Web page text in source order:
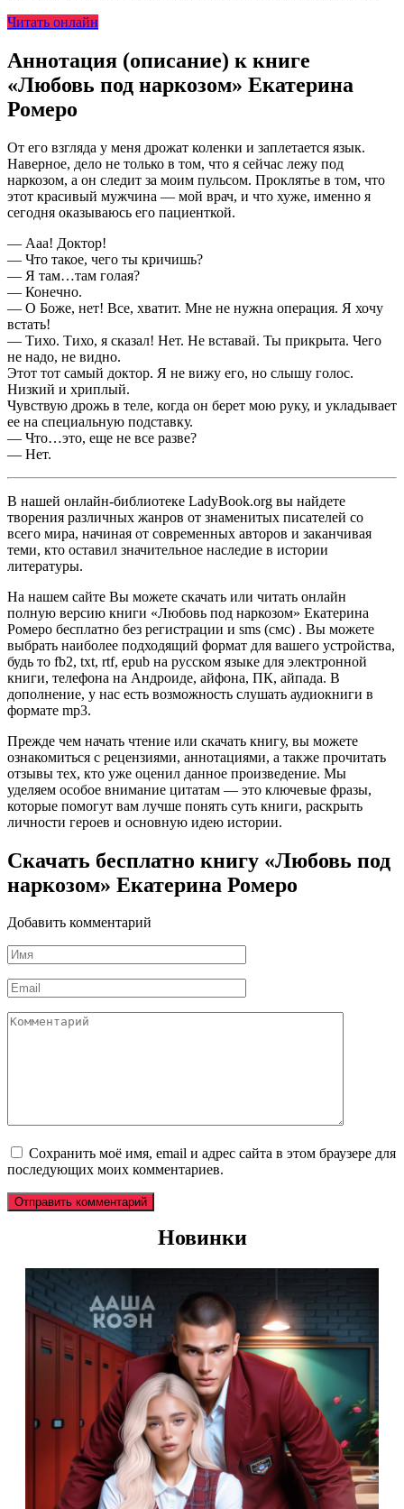
Читать онлайн
Аннотация (описание) к книге
«Любовь под наркозом» Екатерина
Ромеро
От его взгляда у меня дрожат коленки и заплетается язык.
Наверное, дело не только в том, что я сейчас лежу под
наркозом, а он следит за моим пульсом. Проклятье в том, что
этот красивый мужчина — мой врач, и что хуже, именно я
сегодня оказываюсь его пациенткой.
— Ааа! Доктор!
— Что такое, чего ты кричишь?
— Я там…там голая?
— Конечно.
— О Боже, нет! Все, хватит. Мне не нужна операция. Я хочу
встать!
— Тихо. Тихо, я сказал! Нет. Не вставай. Ты прикрыта. Чего
не надо, не видно.
Этот тот самый доктор. Я не вижу его, но слышу голос.
Низкий и хриплый.
Чувствую дрожь в теле, когда он берет мою руку, и укладывает
ее на специальную подставку.
— Что…это, еще не все разве?
— Нет.
В нашей онлайн-библиотеке LadyBook.org вы найдете
творения различных жанров от знаменитых писателей со
всего мира, начиная от современных авторов и заканчивая
теми, кто оставил значительное наследие в истории
литературы.
На нашем сайте Вы можете скачать или читать онлайн
полную версию книги «Любовь под наркозом» Екатерина
Ромеро бесплатно без регистрации и sms (смс) . Вы можете
выбрать наиболее подходящий формат для вашего устройства,
будь то fb2, txt, rtf, epub на русском языке для электронной
книги, телефона на Андроиде, айфона, ПК, айпада. В
дополнение, у нас есть возможность слушать аудиокниги в
формате mp3.
Прежде чем начать чтение или скачать книгу, вы можете
ознакомиться с рецензиями, аннотациями, а также прочитать
отзывы тех, кто уже оценил данное произведение. Мы
уделяем особое внимание цитатам — это ключевые фразы,
которые помогут вам лучше понять суть книги, раскрыть
личности героев и основную идею истории.
Скачать бесплатно книгу «Любовь под
наркозом» Екатерина Ромеро
Добавить комментарий
Имя
*
Email
*
Комментарий
Сохранить моё имя, email и адрес сайта в этом браузере для
последующих моих комментариев.
Новинки